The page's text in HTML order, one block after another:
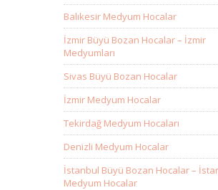
Balıkesir Medyum Hocalar
İzmir Büyü Bozan Hocalar – İzmir
Medyumları
Sivas Büyü Bozan Hocalar
İzmir Medyum Hocalar
Tekirdağ Medyum Hocaları
Denizli Medyum Hocalar
İstanbul Büyü Bozan Hocalar –
Medyum Hocalar